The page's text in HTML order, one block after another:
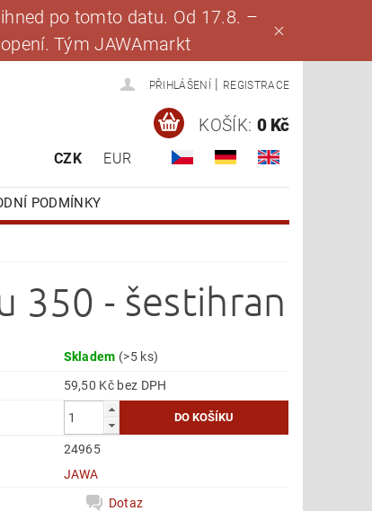
po tomto datu. Od 17.8. –
Tým JAWAmarkt
PŘIHLÁŠENÍ REGISTRACE
CZK EUR
KOŠÍK: 0 Kč
PODMÍNKY
350 - šestihran
Skladem (>5 ks)
59,50 Kč bez DPH
24965
JAWA
Dotaz